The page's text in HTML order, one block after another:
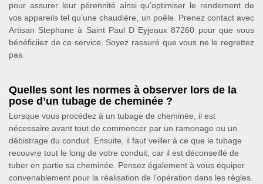
pour assurer leur pérennité ainsi qu’optimiser le rendement de
vos appareils tel qu’une chaudière, un poêle. Prenez contact avec
Artisan Stephane à Saint Paul D Eyjeaux 87260 pour que vous
bénéficiiez de ce service. Soyez rassuré que vous ne le regrettez
pas.
Quelles sont les normes à observer lors de la
pose d’un tubage de cheminée ?
Lorsque vous procédez à un tubage de cheminée, il est
nécessaire avant tout de commencer par un ramonage ou un
débistrage du conduit. Ensuite, il faut veiller à ce que le tubage
recouvre tout le long de votre conduit, car il est déconseillé de
tuber en partie sa cheminée. Pensez également à vous équiper
convenablement pour la réalisation de l’opération dans les règles.